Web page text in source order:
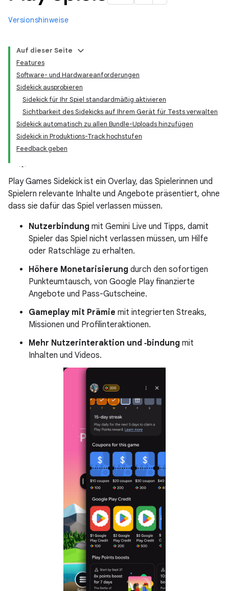
Versionshinweise
Auf dieser Seite
Features
Software- und Hardwareanforderungen
Sidekick ausprobieren
Sidekick für Ihr Spiel standardmäßig aktivieren
Sichtbarkeit des Sidekicks auf Ihrem Gerät für Tests verwalten
Sidekick automatisch zu allen Bundle-Uploads hinzufügen
Sidekick in Produktions-Track hochstufen
Feedback geben
Play Games Sidekick ist ein Overlay, das Spielerinnen und
Spielern relevante Inhalte und Angebote präsentiert, ohne
dass sie dafür das Spiel verlassen müssen.
Nutzerbindung mit Gemini Live und Tipps, damit
Spieler das Spiel nicht verlassen müssen, um Hilfe
oder Ratschläge zu erhalten.
Höhere Monetarisierung durch den sofortigen
Punkteumtausch, von Google Play finanzierte
Angebote und Pass-Gutscheine.
Gameplay mit Prämie mit integrierten Streaks,
Missionen und Profilinteraktionen.
Mehr Nutzerinteraktion und ‑bindung mit
Inhalten und Videos.